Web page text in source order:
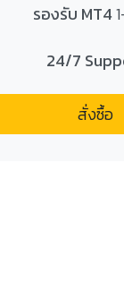
รองรับ MT4
24/7
สั่งซื้อ